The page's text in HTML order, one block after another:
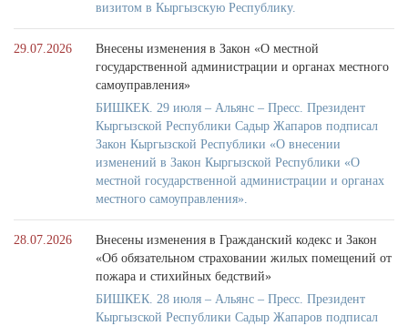
визитом в Кыргызскую Республику.
29.07.2026
Внесены изменения в Закон «О местной
государственной администрации и органах местного
самоуправления»
БИШКЕК. 29 июля – Альянс – Пресс. Президент
Кыргызской Республики Садыр Жапаров подписал
Закон Кыргызской Республики «О внесении
изменений в Закон Кыргызской Республики «О
местной государственной администрации и органах
местного самоуправления».
28.07.2026
Внесены изменения в Гражданский кодекс и Закон
«Об обязательном страховании жилых помещений от
пожара и стихийных бедствий»
БИШКЕК. 28 июля – Альянс – Пресс. Президент
Кыргызской Республики Садыр Жапаров подписал